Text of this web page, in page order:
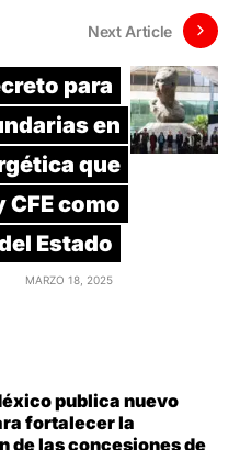
Next Article
para
en
que
CFE como
Estado
MARZO 18, 2025
publica nuevo
fortalecer la
de las concesiones de